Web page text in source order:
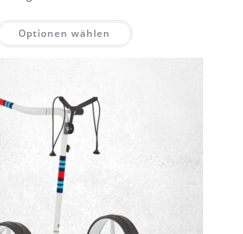
Optionen wählen